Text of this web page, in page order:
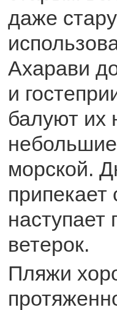
даже
Ахарави
и
балуют их
морской.
наступает
ветерок.
Пляжи